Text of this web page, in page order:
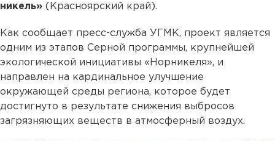
никель» (Красноярский край).
Как сообщает пресс-служба УГМК, проект является
одним из этапов Серной программы, крупнейшей
экологической инициативы «Норникеля», и
направлен на кардинальное улучшение
окружающей среды региона, которое будет
достигнуто в результате снижения выбросов
загрязняющих веществ в атмосферный воздух.